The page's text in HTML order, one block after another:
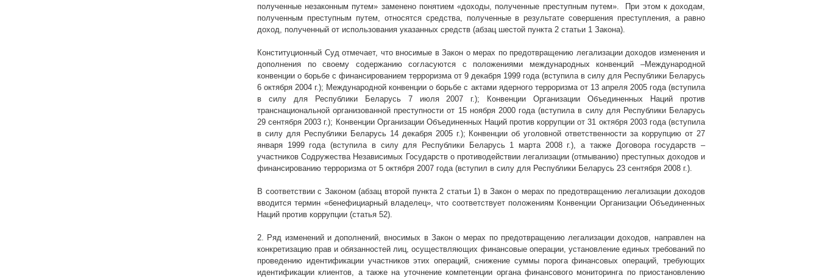
полученные незаконным путем» заменено понятием «доходы, полученные преступным путем».
При этом к доходам,
полученным преступным путем, относятся средства, полученные в результате совершения преступления, а равно
доход, полученный от использования указанных средств (абзац шестой пункта 2 статьи 1 Закона).
Конституционный Суд отмечает, что вносимые в Закон о мерах по предотвращению легализации доходов изменения и
дополнения по своему содержанию согласуются с положениями международных конвенций –Международной
конвенции о борьбе с финансированием терроризма от 9 декабря 1999 года (вступила в силу для Республики Беларусь
6 октября 2004 г.); Международной конвенции о борьбе с актами ядерного терроризма от 13 апреля 2005 года (вступила
в силу для Республики Беларусь 7 июля 2007 г.); Конвенции Организации Объединенных Наций против
транснациональной организованной преступности от 15 ноября 2000 года (вступила в силу для Республики Беларусь
29 сентября 2003 г.); Конвенции Организации Объединенных Наций против коррупции от 31 октября 2003 года (вступила
в силу для Республики Беларусь 14 декабря 2005 г.); Конвенции об уголовной ответственности за коррупцию от 27
января 1999 года (вступила в силу для Республики Беларусь 1 марта 2008 г.), а также Договора государств –
участников Содружества Независимых Государств о противодействии легализации (отмыванию) преступных доходов и
финансированию терроризма от 5 октября 2007 года (вступил в силу для Республики Беларусь 23 сентября 2008 г.).
В соответствии с Законом (абзац второй пункта 2 статьи 1) в Закон о мерах по предотвращению легализации доходов
вводится термин «бенефициарный владелец», что соответствует положениям Конвенции Организации Объединенных
Наций против коррупции (статья 52).
2. Ряд изменений и дополнений, вносимых в Закон о мерах по предотвращению легализации доходов, направлен на
конкретизацию прав и обязанностей лиц, осуществляющих финансовые операции, установление единых требований по
проведению идентификации участников этих операций, снижение суммы порога финансовых операций, требующих
идентификации клиентов, а также на уточнение компетенции органа финансового мониторинга по приостановлению